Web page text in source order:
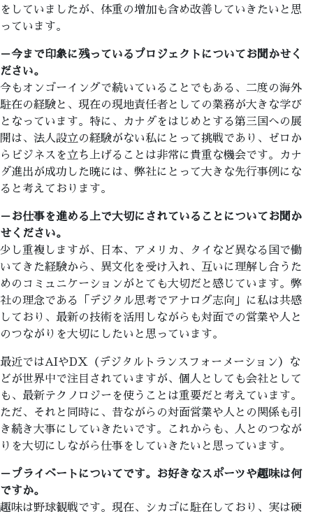
をしていましたが、体重の増加も含め改善していきたいと思
っています。
－今まで印象に残っているプロジェクトについてお聞かせく
ださい。
今もオンゴーイングで続いていることでもある、二度の海外
駐在の経験と、現在の現地責任者としての業務が大きな学び
となっています。特に、カナダをはじめとする第三国への展
開は、法人設立の経験がない私にとって挑戦であり、ゼロか
らビジネスを立ち上げることは非常に貴重な機会です。カナ
ダ進出が成功した暁には、弊社にとって大きな先行事例にな
ると考えております。
－お仕事を進める上で大切にされていることについてお聞か
せください。
少し重複しますが、日本、アメリカ、タイなど異なる国で働
いてきた経験から、異文化を受け入れ、互いに理解し合うた
めのコミュニケーションがとても大切だと感じています。弊
社の理念である「デジタル思考でアナログ志向」に私は共感
しており、最新の技術を活用しながらも対面での営業や人と
のつながりを大切にしたいと思っています。
最近ではAIやDX（デジタルトランスフォーメーション）な
どが世界中で注目されていますが、個人としても会社として
も、最新テクノロジーを使うことは重要だと考えています。
ただ、それと同時に、昔ながらの対面営業や人との関係も引
き続き大事にしていきたいです。これからも、人とのつなが
りを大切にしながら仕事をしていきたいと思っています。
－プライベートについてです。お好きなスポーツや趣味は何
ですか。
趣味は野球観戦です。現在、シカゴに駐在しており、実は硬